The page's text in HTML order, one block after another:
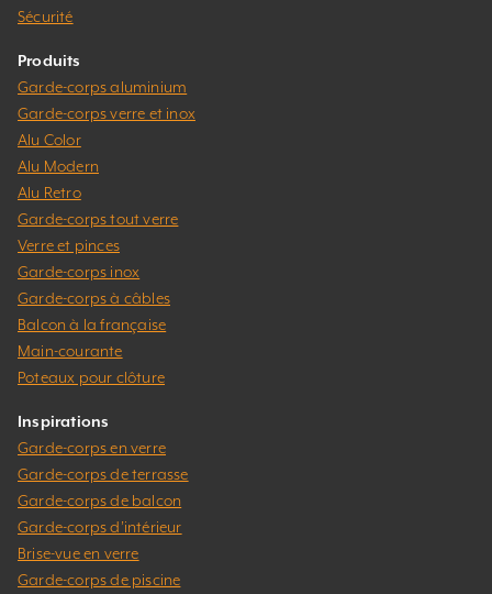
Sécurité
Produits
Garde-corps aluminium
Garde-corps verre et inox
Alu Color
Alu Modern
Alu Retro
Garde-corps tout verre
Verre et pinces
Garde-corps inox
Garde-corps à câbles
Balcon à la française
Main-courante
Poteaux pour clôture
Inspirations
Garde-corps en verre
Garde-corps de terrasse
Garde-corps de balcon
Garde-corps d’intérieur
Brise-vue en verre
Garde-corps de piscine